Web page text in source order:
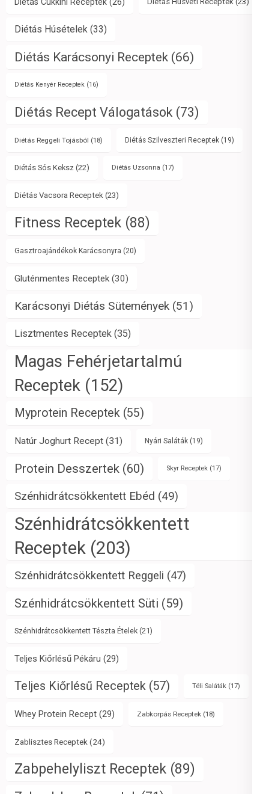
Diétás Húsételek (33)
Diétás Karácsonyi Receptek (66)
Diétás Kenyér Receptek (16)
Diétás Recept Válogatások (73)
Diétás Reggeli Tojásból (18) Diétás Szilveszteri Receptek (19)
Diétás Sós Keksz (22) Diétás Uzsonna (17)
Diétás Vacsora Receptek (23)
Fitness Receptek (88)
Gasztroajándékok Karácsonyra (20)
Gluténmentes Receptek (30)
Karácsonyi Diétás Sütemények (51)
Lisztmentes Receptek (35)
Magas Fehérjetartalmú
Receptek (152)
Myprotein Receptek (55)
Natúr Joghurt Recept (31) Nyári Saláták (19)
Protein Desszertek (60) Skyr Receptek (17)
Szénhidrátcsökkentett Ebéd (49)
Szénhidrátcsökkentett
Receptek (203)
Szénhidrátcsökkentett Reggeli (47)
Szénhidrátcsökkentett Süti (59)
Szénhidrátcsökkentett Tészta Ételek (21)
Teljes Kiőrlésű Pékáru (29)
Teljes Kiőrlésű Receptek (57) Téli Saláták (17)
Whey Protein Recept (29) Zabkorpás Receptek (18)
Zablisztes Receptek (24)
Zabpehelyliszt Receptek (89)